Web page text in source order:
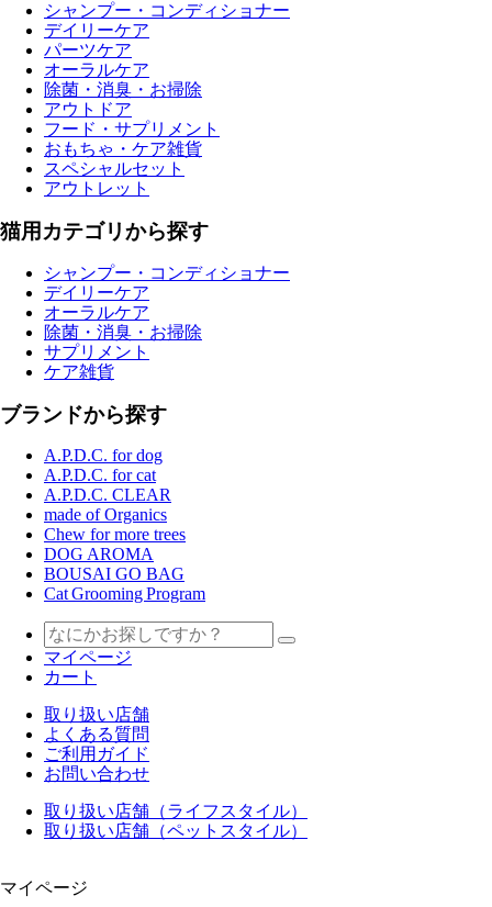
シャンプー・コンディショナー
デイリーケア
パーツケア
オーラルケア
除菌・消臭・お掃除
アウトドア
フード・サプリメント
おもちゃ・ケア雑貨
スペシャルセット
アウトレット
猫用カテゴリから探す
シャンプー・コンディショナー
デイリーケア
オーラルケア
除菌・消臭・お掃除
サプリメント
ケア雑貨
ブランドから探す
A.P.D.C. for dog
A.P.D.C. for cat
A.P.D.C. CLEAR
made of Organics
Chew for more trees
DOG AROMA
BOUSAI GO BAG
Cat Grooming Program
マイページ
カート
取り扱い店舗
よくある質問
ご利用ガイド
お問い合わせ
取り扱い店舗（ライフスタイル）
取り扱い店舗（ペットスタイル）
マイページ